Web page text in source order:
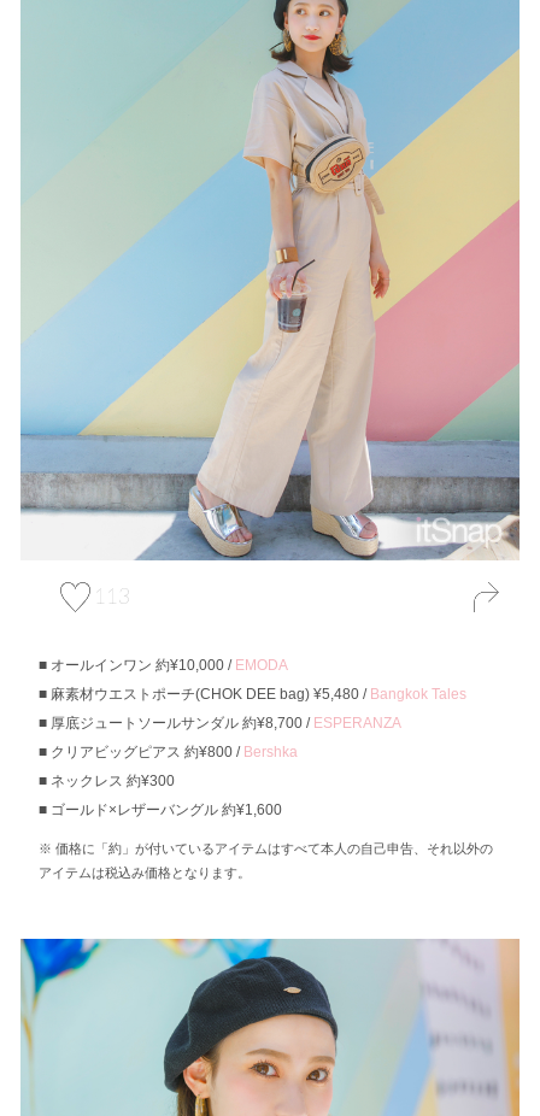
113
オールインワン 約¥10,000 / EMODA
麻素材ウエストポーチ(CHOK DEE bag) ¥5,480 / Bangkok Tales
厚底ジュートソールサンダル 約¥8,700 / ESPERANZA
クリアビッグピアス 約¥800 / Bershka
ネックレス 約¥300
ゴールド×レザーバングル 約¥1,600
価格に「約」が付いているアイテムはすべて本人の自己申告、それ以外の
アイテムは税込み価格となります。